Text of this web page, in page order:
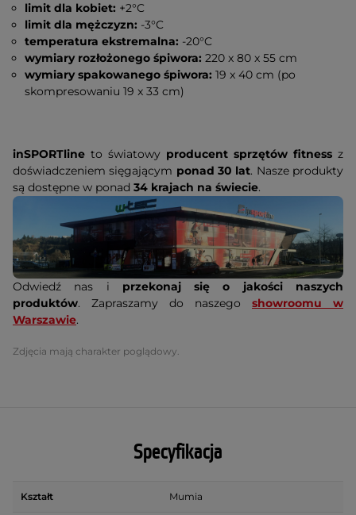
limit dla kobiet: +2°C
limit dla mężczyzn: -3°C
temperatura ekstremalna: -20°C
wymiary rozłożonego śpiwora: 220 x 80 x 55 cm
wymiary spakowanego śpiwora: 19 x 40 cm (po
skompresowaniu 19 x 33 cm)
inSPORTline to światowy producent sprzętów fitness z
doświadczeniem sięgającym ponad 30 lat. Nasze produkty
są dostępne w ponad 34 krajach na świecie.
Odwiedź nas i przekonaj się o jakości naszych
produktów. Zapraszamy do naszego showroomu w
Warszawie.
Zdjęcia mają charakter poglądowy.
Specyfikacja
Kształt Mumia